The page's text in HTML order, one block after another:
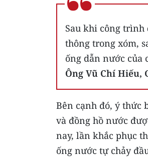
Sau khi công
thông trong xóm,
ống dẫn nước của
Ông Vũ Chí Hiếu,
Bên cạnh đó, ý thức
và đồng hồ nước
nay, lần khắc phục
ống nước tự chảy